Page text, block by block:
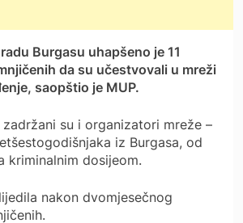
Burgasu uhapšeno je 11
da su učestvovali u mreži
saopštio je MUP.
su i organizatori mreže –
iz Burgasa, od
kriminalnim dosijeom.
nakon dvomjesečnog